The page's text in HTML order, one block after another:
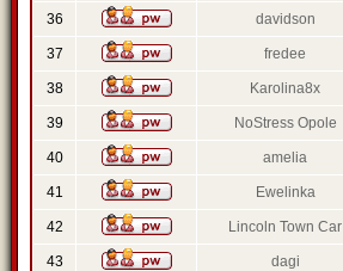
36 davidson
37 fredee
38 Karolina8x
39 NoStress Opole
40 amelia
41 Ewelinka
42 Lincoln Town Car
43 dagi